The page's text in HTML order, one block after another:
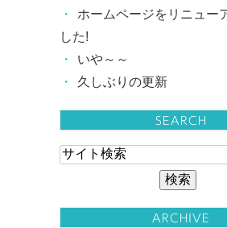
ホームページをリニュー
した!
いや～～
久しぶりの更新
SEARCH
ARCHIVE